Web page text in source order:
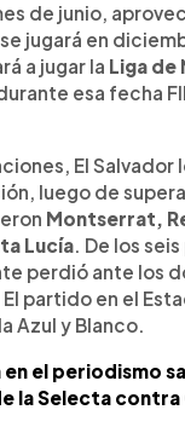
de junio,
jugará en
a jugar la Liga de
esa fecha
El Salvador
luego de
Montserrat,
Lucía. De los
perdió ante los
partido en el
Azul y Blanco.
el periodismo
la Selecta contra